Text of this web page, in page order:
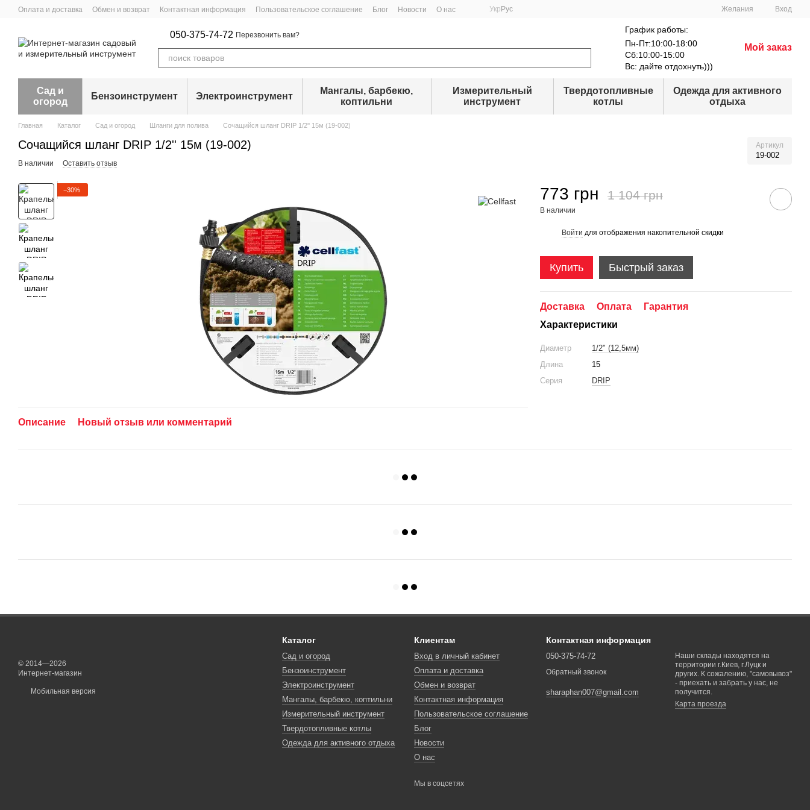
Перейти к основному контенту
Оплата и доставка Обмен и возврат Контактная информация Пользовательское соглашение Блог Новости О нас Укр Рус Желания Вход
050-375-74-72 Перезвонить вам?
График работы:
Пн-Пт:10:00-18:00
Сб:10:00-15:00
Вс: дайте отдохнуть)))
Мой заказ
Сад и
огород
Бензоинструмент Электроинструмент
Мангалы, барбекю,
коптильни
Измерительный
инструмент
Твердотопливные
котлы
Одежда для активного
отдыха
Главная Каталог Сад и огород Шланги для полива Сочащийся шланг DRIP 1/2'' 15м (19-002)
Сочащийся шланг DRIP 1/2'' 15м (19-002) Артикул
19-002
В наличии Оставить отзыв
−30%
Описание Новый отзыв или комментарий
773 грн 1 104 грн
В наличии
Войти для отображения накопительной скидки
Купить Быстрый заказ
Доставка Оплата
Гарантия
Характеристики
Диаметр
1/2" (12,5мм)
Длина
15
Серия
DRIP
© 2014—2026
Интернет-магазин
Мобильная версия
Каталог
Сад и огород
Бензоинструмент
Электроинструмент
Мангалы, барбекю, коптильни
Измерительный инструмент
Твердотопливные котлы
Одежда для активного отдыха
Клиентам
Вход в личный кабинет
Оплата и доставка
Обмен и возврат
Контактная информация
Пользовательское соглашение
Блог
Новости
О нас
Мы в соцсетях
Контактная информация
050-375-74-72
Обратный звонок
sharaphan007@gmail.com
Наши склады находятся на
территории г.Киев, г.Луцк и
других. К сожалению, "самовывоз"
- приехать и забрать у нас, не
получится.
Карта проезда